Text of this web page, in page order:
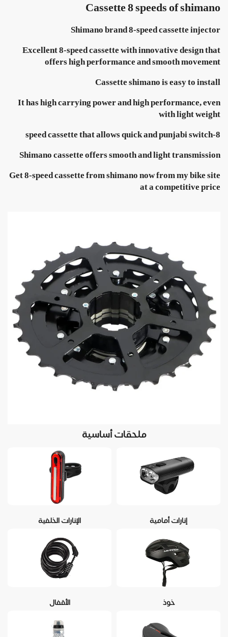
Cassette 8 speeds of shimano
Shimano brand 8-speed cassette injector
Excellent 8-speed cassette with innovative design that
offers high performance and smooth movement
Cassette shimano is easy to install
It has high carrying power and high performance, even
with light weight
8-speed cassette that allows quick and punjabi switch
Shimano cassette offers smooth and light transmission
Get 8-speed cassette from shimano now from my bike site
at a competitive price
ملحقات أساسية
إنارات أمامية الإنارات الخلفية
خوذ الأقفال